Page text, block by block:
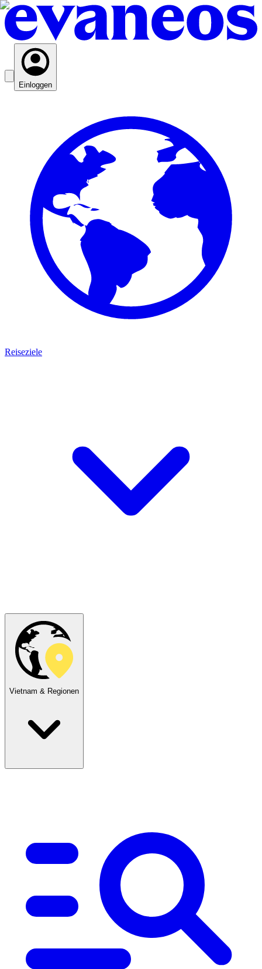
Einloggen
Reiseziele
Vietnam & Regionen